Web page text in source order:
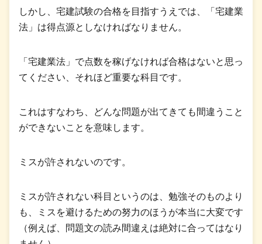
しかし、宅建試験の合格を目指すうえでは、「宅建業
法」は得点源としなければなりません。
「宅建業法」で点数を稼げなければ合格はないと思っ
てください、それほど重要な科目です。
これはすなわち、どんな問題が出てきても間違うこと
ができないことを意味します。
ミスが許されないのです。
ミスが許されない科目というのは、勉強そのものより
も、ミスを避けるための努力のほうが本当に大変です
（例えば、問題文の読み間違えは絶対に合ってはなり